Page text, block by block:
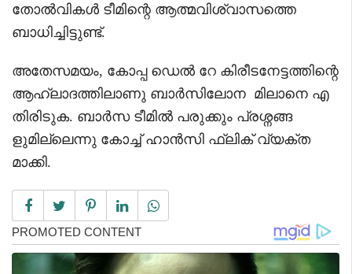
തോൽവികൾ ടീമിന്റെ ആത്മവിശ്വാസത്തെ
ബാധിച്ചിട്ടുണ്ട്.
അതേസമയം, കോപ്പ ഡെൽ റേ കിരീടനേട്ടത്തിന്റെ
ആഹ്ലാദത്തിലാണു ബാർസിലോന മിലാനെ എ
തിരിടുക. ബാർസ ടീമിൽ പരുക്കും പ്രശ്നങ്ങ
ളുമില്ലെന്നു കോച്ച് ഹാൻസി ഫ്ലിക് വ്യക്ത
മാക്കി.